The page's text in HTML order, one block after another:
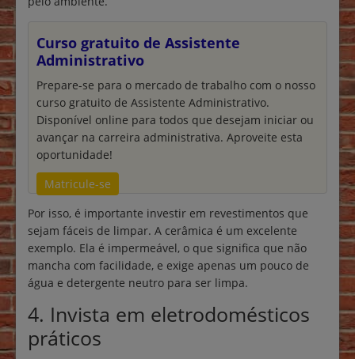
Curso gratuito de Assistente
Administrativo
Prepare-se para o mercado de trabalho com o nosso
curso gratuito de Assistente Administrativo.
Disponível online para todos que desejam iniciar ou
avançar na carreira administrativa. Aproveite esta
oportunidade!
Matricule-se
Por isso, é importante investir em revestimentos que
sejam fáceis de limpar. A cerâmica é um excelente
exemplo. Ela é impermeável, o que significa que não
mancha com facilidade, e exige apenas um pouco de
água e detergente neutro para ser limpa.
4. Invista em eletrodomésticos
práticos